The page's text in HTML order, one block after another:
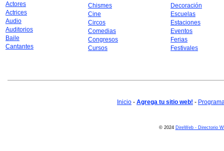
Actores
Actrices
Audio
Auditorios
Baile
Cantantes
Chismes
Cine
Circos
Comedias
Congresos
Cursos
Decoración
Escuelas
Estaciones
Eventos
Ferias
Festivales
Inicio - Agrega tu sitio web! -
© 2024 DireWeb - Directorio